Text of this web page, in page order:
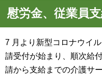
慰労金、従業員
7 月より新型コロナウイ
請受付が始まり、順次給
請から支給までの介護サ